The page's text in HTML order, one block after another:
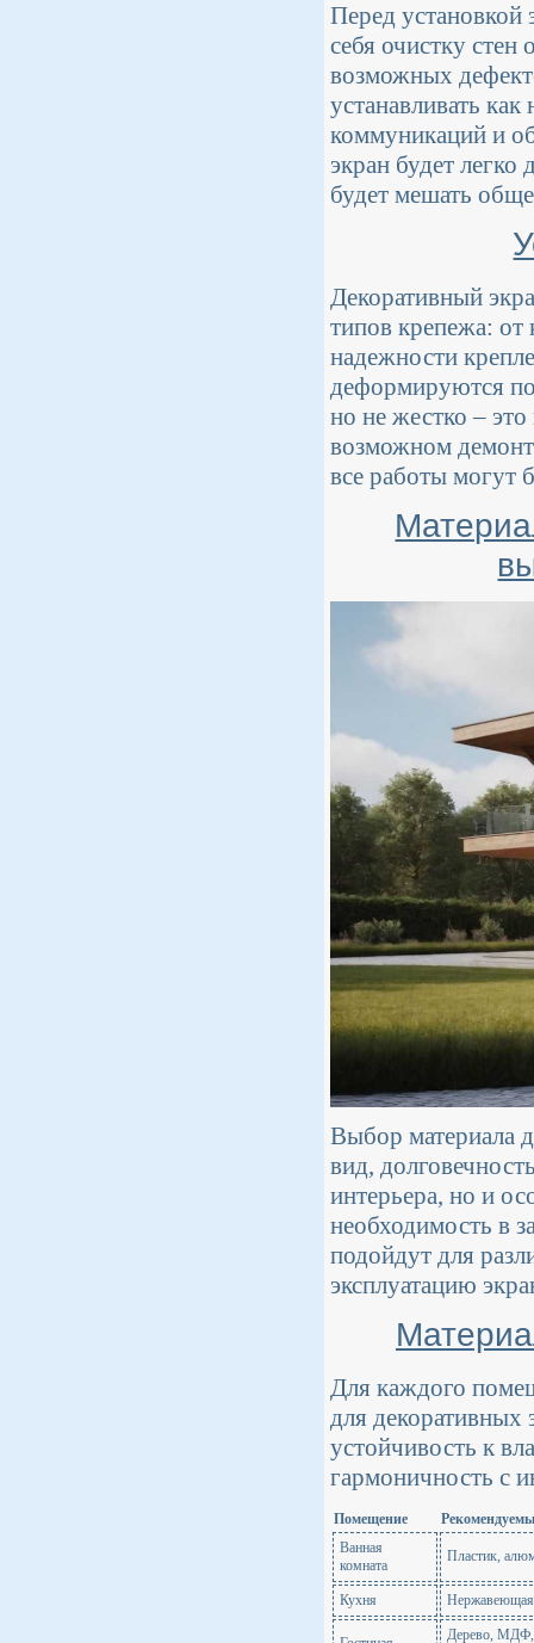
Перед установкой
себя очистку стен
возможных
устанавливать
коммуникаций и
экран будет
будет мешать
Декоративный
типов крепежа:
надежности
деформируются
но не жестко –
возможном
все работы могут
Выбор материала
вид,
интерьера, но и
необходимость в
подойдут для
эксплуатацию
Для каждого
для декоративных
устойчивость к
гармоничность с
Помещение
Ванная
комната
Пластик,
Кухня Нержавеющая
Дерево, МДФ,